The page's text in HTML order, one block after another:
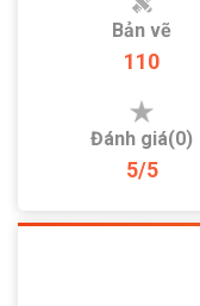
Bản vẽ
110
Đánh giá(0)
5/5